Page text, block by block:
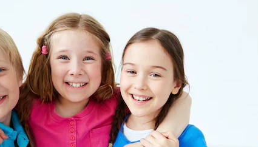
Plattform, um deine beste
Mehr als 1 Million
unter Kreativen, Unternehmen,
und Studios.
Produkte
Spaces
KI-Assistent
KI-Bildgenerator
KI-Videogenerator
KI-
Stimmengenerator